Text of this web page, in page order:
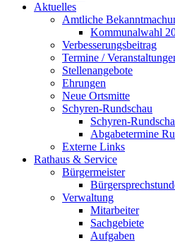
Aktuelles
Amtliche
Kommunalwahl
Verbesserungsbeitrag
Termine /
Stellenangebote
Ehrungen
Neue Ortsmitte
Schyren-Rundschau
Schyren-
Abgabetermine
Externe Links
Rathaus & Service
Bürgermeister
Verwaltung
Mitarbeiter
Sachgebiete
Aufgaben